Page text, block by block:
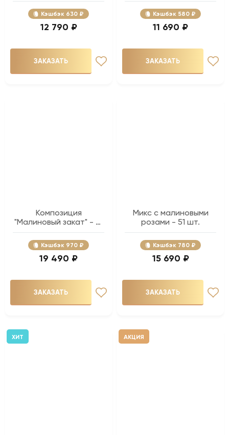
Кэшбэк 630 ₽
12 790 ₽
ЗАКАЗАТЬ
Кэшбэк 580 ₽
11 690 ₽
ЗАКАЗАТЬ
Композиция
"Малиновый закат" - 51
шт.
Кэшбэк 970 ₽
19 490 ₽
ЗАКАЗАТЬ
Микс с малиновыми
розами - 51 шт.
Кэшбэк 780 ₽
15 690 ₽
ЗАКАЗАТЬ
ХИТ АКЦИЯ